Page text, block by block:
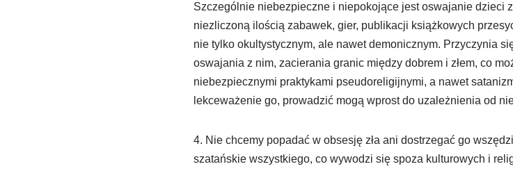
Szczególnie niebezpieczne i niepokojące jest oswajanie dzieci
niezliczoną ilością zabawek, gier, publikacji książkowych
nie tylko okultystycznym, ale nawet demonicznym. Przyczynia
oswajania z nim, zacierania granic między dobrem i złem, co
niebezpiecznymi praktykami pseudoreligijnymi, a nawet
lekceważenie go, prowadzić mogą wprost do uzależnienia od
4. Nie chcemy popadać w obsesję zła ani dostrzegać go
szatańskie wszystkiego, co wywodzi się spoza kulturowych i